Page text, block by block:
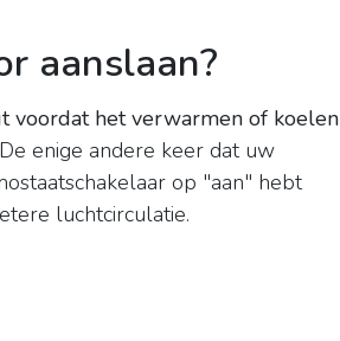
aanslaan?
voordat het verwarmen of koelen
enige andere keer dat uw
op "aan" hebt
luchtcirculatie.